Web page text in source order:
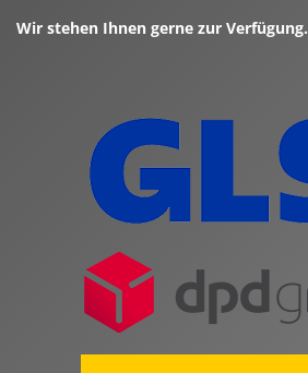
Wir stehen Ihnen gerne zur Verfügung.